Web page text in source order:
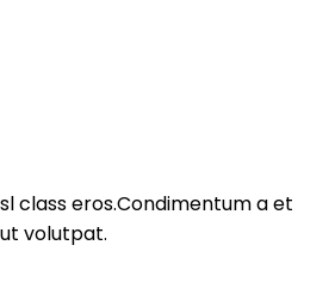
class eros.Condimentum a et
volutpat.